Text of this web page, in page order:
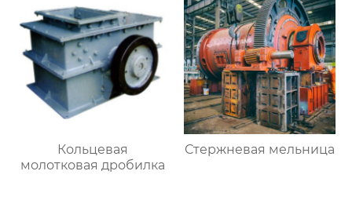
Кольцевая
молотковая дробилка
Стержневая мельница